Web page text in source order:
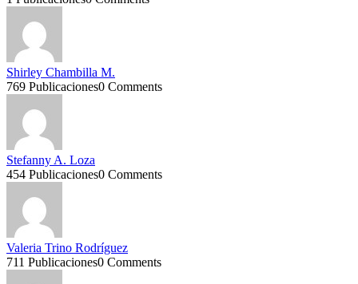
Shirley Chambilla M.
769 Publicaciones0 Comments
Stefanny A. Loza
454 Publicaciones0 Comments
Valeria Trino Rodríguez
711 Publicaciones0 Comments